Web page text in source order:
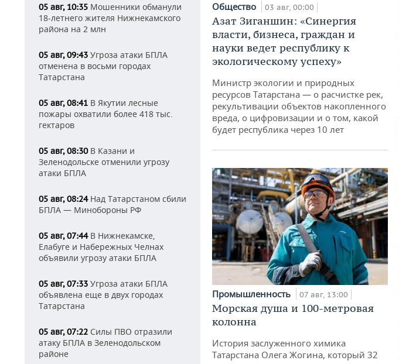
05 авг, 10:35 Мошенники обманули
18-летнего жителя Нижнекамского
района на 2 млн
05 авг, 09:43 Угроза атаки БПЛА
отменена в восьми городах
Татарстана
05 авг, 08:41 В Якутии лесные
пожары охватили более 418 тыс.
гектаров
05 авг, 08:30В Казани и
Зеленодольске отменили угрозу
атаки БПЛА
05 авг, 08:24Над Татарстаном сбили
БПЛА — Минобороны РФ
05 авг, 07:44В Нижнекамске,
Елабуге и Набережных Челнах
объявили угрозу атаки БПЛА
05 авг, 07:33 Угроза атаки БПЛА
объявлена еще в двух городах
Татарстана
05 авг, 07:22 Силы ПВО отразили
атаку БПЛА в Зеленодольском
районе
Общество 03 авг, 00:00
Азат Зиганшин: «Синергия
власти, бизнеса, граждан и
науки ведет республику к
экологическому успеху»
Министр экологии и природных
ресурсов Татарстана — о расчистке рек,
рекультивации объектов накопленного
вреда, о цифровизации и о том, какой
будет республика через 10 лет
Промышленность 07 авг, 13:00
Морская душа и 100-метровая
колонна
История заслуженного химика
Татарстана Олега Жогина, который 32